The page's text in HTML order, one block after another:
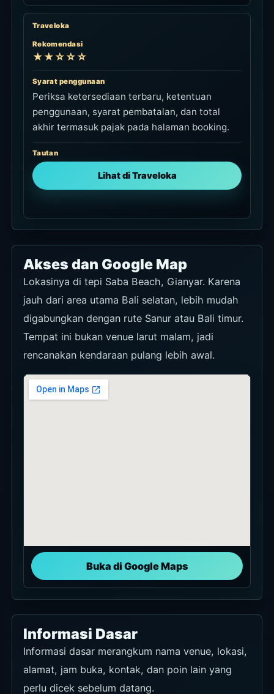
Traveloka
Rekomendasi
★★☆☆☆
Syarat penggunaan
Periksa ketersediaan terbaru, ketentuan
penggunaan, syarat pembatalan, dan total
akhir termasuk pajak pada halaman booking.
Tautan
Lihat di Traveloka
Akses dan Google Map
Lokasinya di tepi Saba Beach, Gianyar. Karena
jauh dari area utama Bali selatan, lebih mudah
digabungkan dengan rute Sanur atau Bali timur.
Tempat ini bukan venue larut malam, jadi
rencanakan kendaraan pulang lebih awal.
Buka di Google Maps
Informasi Dasar
Informasi dasar merangkum nama venue, lokasi,
alamat, jam buka, kontak, dan poin lain yang
perlu dicek sebelum datang.